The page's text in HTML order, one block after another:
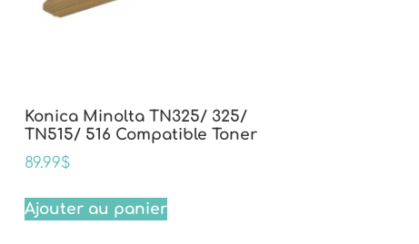
Konica Minolta TN325/ 325/
TN515/ 516 Compatible Toner
89.99$
Ajouter au panier